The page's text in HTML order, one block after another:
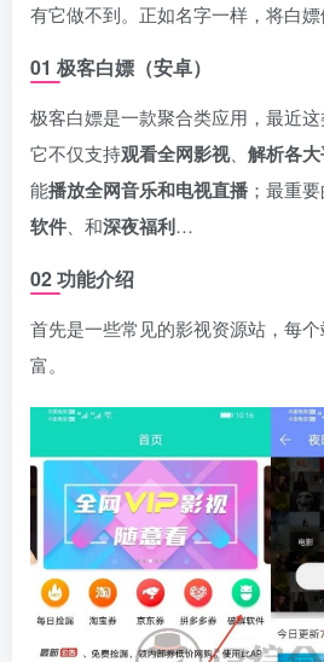
有它做不到。正如名字一样，将白嫖
01 极客白嫖（安卓）
极客白嫖是一款聚合类应用，最近这
它不仅支持观看全网影视、 解析各
能播放全网音乐和电视直播 ；最重
软件 、和深夜福利…
02 功能介绍
首先是一些常见的影视资源站，每
富。